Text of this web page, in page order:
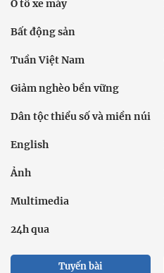
Ô tô xe máy
Bất động sản
Tuần Việt Nam
Giảm nghèo bền vững
Dân tộc thiểu số và miền núi
English
Ảnh
Multimedia
24h qua
Tuyến bài